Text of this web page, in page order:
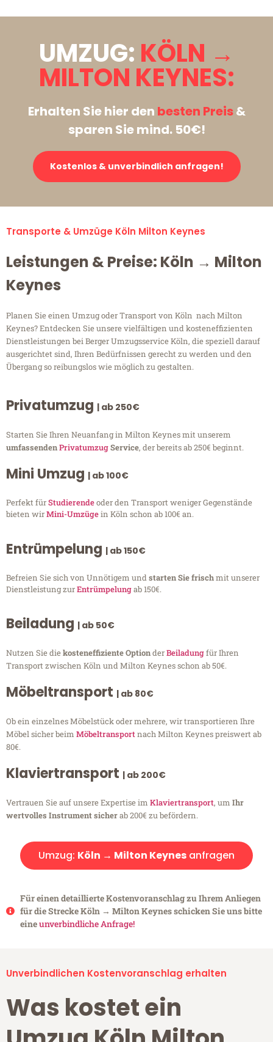
UMZUG: KÖLN →
MILTON KEYNES:
Erhalten Sie hier den besten Preis&
sparen Sie mind. 50€!
Kostenlos & unverbindlich anfragen!
Transporte & Umzüge Köln Milton Keynes
Leistungen & Preise: Köln → Milton
Keynes
Planen Sie einen Umzug oder Transport von Köln nach Milton
Keynes? Entdecken Sie unsere vielfältigen und kosteneffizienten
Dienstleistungen bei Berger Umzugsservice Köln, die speziell darauf
ausgerichtet sind, Ihren Bedürfnissen gerecht zu werden und den
Übergang so reibungslos wie möglich zu gestalten.
Privatumzug | ab 250€
Starten Sie Ihren Neuanfang in Milton Keynes mit unserem
umfassendenPrivatumzugService, der bereits ab 250€ beginnt.
Mini Umzug | ab 100€
Perfekt fürStudierendeoder den Transport weniger Gegenstände
bieten wirMini-Umzügein Köln schon ab 100€ an.
Entrümpelung | ab 150€
Befreien Sie sich von Unnötigem undstarten Sie frischmit unserer
Dienstleistung zurEntrümpelungab 150€.
Beiladung | ab 50€
Nutzen Sie diekosteneffiziente OptionderBeiladungfür Ihren
Transport zwischen Köln und Milton Keynes schon ab 50€.
Möbeltransport | ab 80€
Ob ein einzelnes Möbelstück oder mehrere, wir transportieren Ihre
Möbel sicher beim Möbeltransportnach Milton Keynes preiswert ab
80€.
Klaviertransport | ab 200€
Vertrauen Sie auf unsere Expertise im Klaviertransport, um Ihr
wertvolles Instrument sicherab 200€ zu befördern.
Umzug: Köln → Milton Keynes anfragen
Für einen detaillierte Kostenvoranschlag zu Ihrem Anliegen
für die Strecke Köln → Milton Keynes schicken Sie uns bitte
eineunverbindliche Anfrage!
Unverbindlichen Kostenvoranschlag erhalten
Was kostet ein